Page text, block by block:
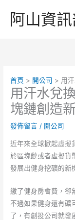
阿山資
首頁 開公司 用
用汗水兌
塊鏈創造
發佈留言 / 開公司
近年來全球掀起虛擬
於區塊鏈或者虛擬貨
發展出健身挖礦的新
繳了健身房會費，卻
不過如果健身還有礦
了，有創投公司就發